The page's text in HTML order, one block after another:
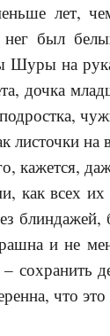
лет,
был
Шуры на
дочка
листочки
кажется,
как всех
и не
сохранить
что